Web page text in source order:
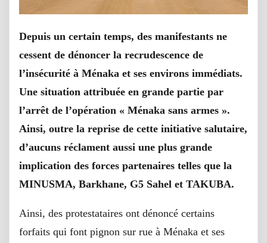
Depuis un certain temps, des manifestants ne
cessent de dénoncer la recrudescence de
l’insécurité à Ménaka et ses environs immédiats.
Une situation attribuée en grande partie par
l’arrêt de l’opération « Ménaka sans armes ».
Ainsi, outre la reprise de cette initiative salutaire,
d’aucuns réclament aussi une plus grande
implication des forces partenaires telles que la
MINUSMA, Barkhane, G5 Sahel et TAKUBA.
Ainsi, des protestataires ont dénoncé certains
forfaits qui font pignon sur rue à Ménaka et ses